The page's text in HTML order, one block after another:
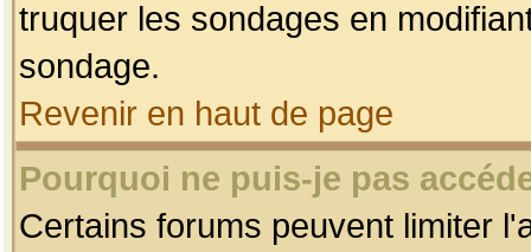
truquer les sondages en
sondage.
Revenir en haut de page
Pourquoi ne puis-je pas
Certains forums peuvent limiter